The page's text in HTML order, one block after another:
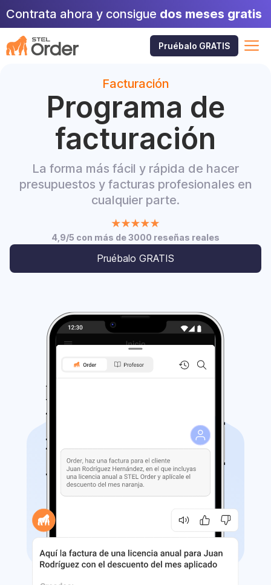
Saltar
contenido
Contrata ahora y consigue dos meses gratis
Pruébalo GRATIS
Facturación
Programa de
facturación
La forma más fácil y rápida de hacer
presupuestos y facturas profesionales en
cualquier parte.
4,9/5 con más de 3000 reseñas reales
Pruébalo GRATIS